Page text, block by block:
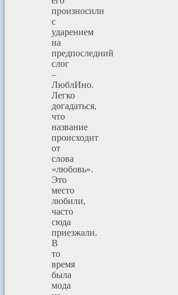
произносили
с
ударением
на
предпоследний
слог
–
ЛюблИно.
Легко
догадаться,
что
название
происходит
от
слова
«любовь».
Это
место
любили,
часто
сюда
приезжали.
В
то
время
была
мода